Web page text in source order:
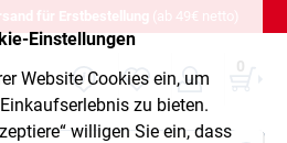
Einstellungen
Website Cookies ein, um
zu bieten.
willigen Sie ein, dass
für Erstbestellung (ab 49€ netto)
0